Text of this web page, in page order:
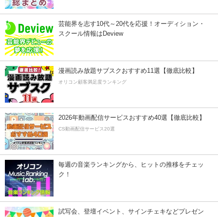
芸能界を志す10代～20代を応援！オーディション・
スクール情報はDeview
漫画読み放題サブスクおすすめ11選【徹底比較】
オリコン顧客満足度ランキング
2026年動画配信サービスおすすめ40選【徹底比較】
CS動画配信サービス20選
毎週の音楽ランキングから、ヒットの推移をチェッ
ク！
試写会、登壇イベント、サインチェキなどプレゼン